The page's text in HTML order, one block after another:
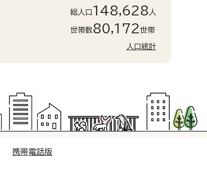
総人口 148,628 人
世帯数80,172世帯
人口統計
携帯電話版